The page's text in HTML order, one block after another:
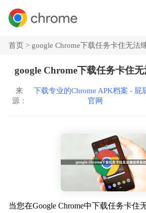
首页 > google Chrome下载任务卡住无法
google Chrome下载任务卡住
来
源：
下载专业的Chrome APK档案 - 屁
官网
当您在Google Chrome中下载任务卡住